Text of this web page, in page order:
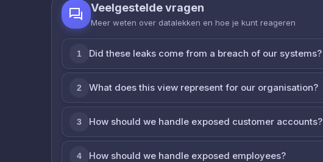
Veelgestelde vragen
Meer weten over datalekken en hoe je kunt reageren
1 Did these leaks come from a breach of our systems?
2 What does this view represent for our organisation?
3 How should we handle exposed customer accounts?
4 How should we handle exposed employees?